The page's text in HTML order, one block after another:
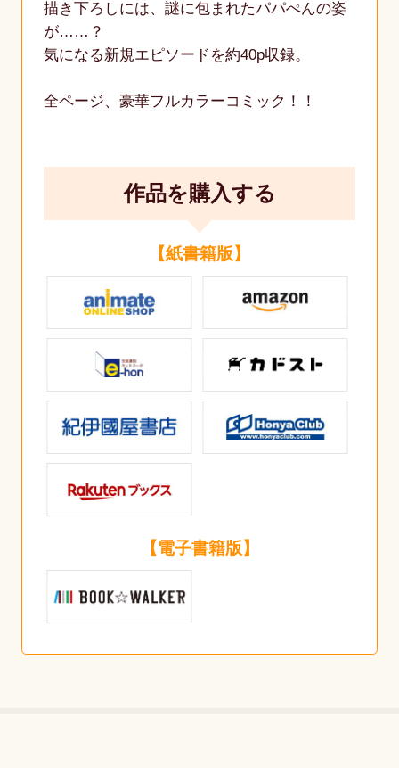
描き下ろしには、謎に包まれたパパぺんの姿
が……？
気になる新規エピソードを約40p収録。
全ページ、豪華フルカラーコミック！！
作品を購入する
【紙書籍版】
【電子書籍版】